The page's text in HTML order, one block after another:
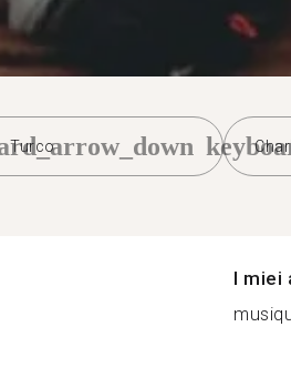
Turco
I miei